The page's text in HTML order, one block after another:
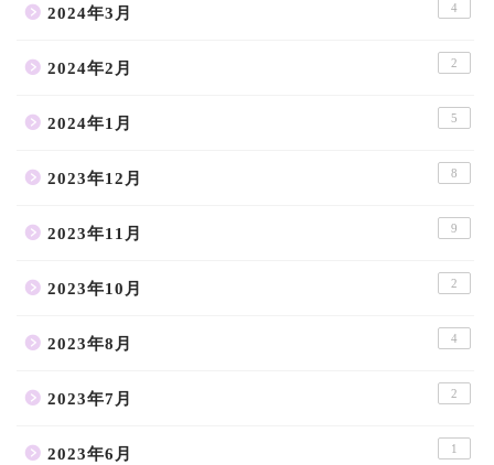
2024年3月 4
2024年2月 2
2024年1月 5
2023年12月 8
2023年11月 9
2023年10月 2
2023年8月 4
2023年7月 2
2023年6月 1